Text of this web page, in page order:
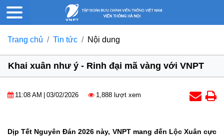
Trang chủ Tin tức Nội dung
Khai xuân như ý - Rinh đại mã vàng với VNPT
11:08 AM 03/02/2026 1,888 lượt xem
Dịp Tết Nguyên Đán 2026 này, VNPT mang đến Lộc Xuân cực